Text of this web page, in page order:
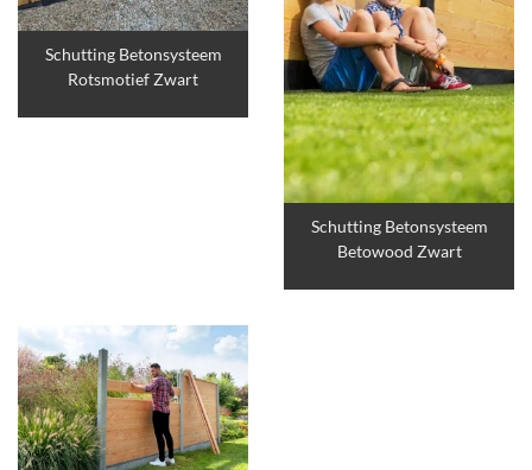
Schutting Betonsysteem
Rotsmotief Zwart
Schutting Betonsysteem
Betowood Zwart